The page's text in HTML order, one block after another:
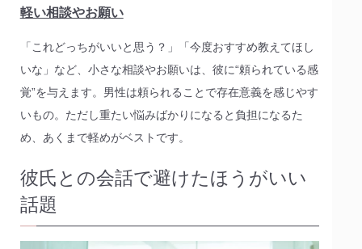
軽い相談やお願い
「これどっちがいいと思う？」「今度おすすめ教えてほし
いな」など、小さな相談やお願いは、彼に“頼られている感
覚”を与えます。男性は頼られることで存在意義を感じやす
いもの。ただし重たい悩みばかりになると負担になるた
め、あくまで軽めがベストです。
彼氏との会話で避けたほうがいい
話題